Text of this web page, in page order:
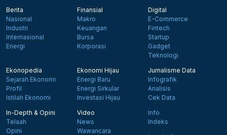
Berita
Nasional
Industri
Internasional
Energi
Finansial
Makro
Keuangan
Bursa
Korporasi
Digital
E-Commerce
Fintech
Startup
Gadget
Teknologi
Ekonopedia
Sejarah Ekonomi
Profil
Istilah Ekonomi
Ekonomi Hijau
Energi Baru
Energi Sirkular
Investasi Hijau
Jurnalisme Data
Infografik
Analisis
Cek Data
In-Depth & Opini
Telaah
Opini
Video
News
Wawancara
Info
Indeks